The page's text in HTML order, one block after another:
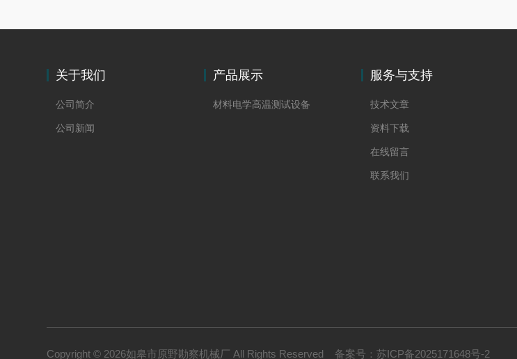
关于我们
公司简介
公司新闻
产品展示
材料电学高温测试设备
服务与支持
技术文章
资料下载
在线留言
联系我们
Copyright © 2026如皋市原野勘察机械厂 All Rights Reserved 备案号：苏ICP备2025171648号-2